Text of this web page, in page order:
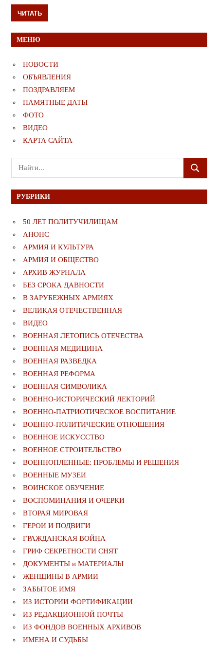
ЧИТАТЬ
МЕНЮ
НОВОСТИ
ОБЪЯВЛЕНИЯ
ПОЗДРАВЛЯЕМ
ПАМЯТНЫЕ ДАТЫ
ФОТО
ВИДЕО
КАРТА САЙТА
Поиск
для:
ПОИСК
РУБРИКИ
50 ЛЕТ ПОЛИТУЧИЛИЩАМ
АНОНС
АРМИЯ И КУЛЬТУРА
АРМИЯ И ОБЩЕСТВО
АРХИВ ЖУРНАЛА
БЕЗ СРОКА ДАВНОСТИ
В ЗАРУБЕЖНЫХ АРМИЯХ
ВЕЛИКАЯ ОТЕЧЕСТВЕННАЯ
ВИДЕО
ВОЕННАЯ ЛЕТОПИСЬ ОТЕЧЕСТВА
ВОЕННАЯ МЕДИЦИНА
ВОЕННАЯ РАЗВЕДКА
ВОЕННАЯ РЕФОРМА
ВОЕННАЯ СИМВОЛИКА
ВОЕННО-ИСТОРИЧЕСКИЙ ЛЕКТОРИЙ
ВОЕННО-ПАТРИОТИЧЕСКОЕ ВОСПИТАНИЕ
ВОЕННО-ПОЛИТИЧЕСКИE ОТНОШЕНИЯ
ВОЕННОЕ ИСКУССТВО
ВОЕННОЕ СТРОИТЕЛЬСТВО
ВОЕННОПЛЕННЫЕ: ПРОБЛЕМЫ И РЕШЕНИЯ
ВОЕННЫЕ МУЗЕИ
ВОИНСКОЕ ОБУЧЕНИЕ
ВОСПОМИНАНИЯ И ОЧЕРКИ
ВТОРАЯ МИРОВАЯ
ГЕРОИ И ПОДВИГИ
ГРАЖДАНСКАЯ ВОЙНА
ГРИФ СЕКРЕТНОСТИ СНЯТ
ДОКУМЕНТЫ и МАТЕРИАЛЫ
ЖЕНЩИНЫ В АРМИИ
ЗАБЫТОЕ ИМЯ
ИЗ ИСТОРИИ ФОРТИФИКАЦИИ
ИЗ РЕДАКЦИОННОЙ ПОЧТЫ
ИЗ ФОНДОВ ВОЕННЫХ АРХИВОВ
ИМЕНА И СУДЬБЫ